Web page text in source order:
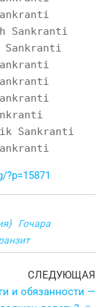
?p=15871
Гочара
СЛЕДУЮЩАЯ
и обязанности —